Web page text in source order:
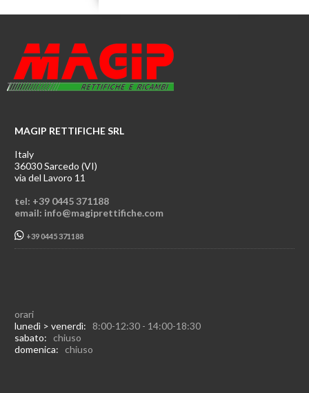
MAGIP RETTIFICHE SRL
Italy
36030 Sarcedo (VI)
via del Lavoro 11
tel: +39 0445 371188
email: info@magiprettifiche.com
+39 0445 371188
orari
lunedì > venerdì: 8:00-12:30 - 14:00-18:30
sabato: chiuso
domenica: chiuso